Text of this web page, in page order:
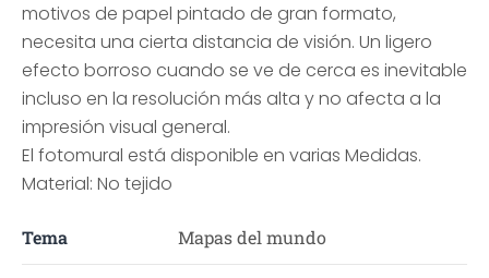
motivos de papel pintado de gran formato,
necesita una cierta distancia de visión. Un ligero
efecto borroso cuando se ve de cerca es inevitable
incluso en la resolución más alta y no afecta a la
impresión visual general.
El fotomural está disponible en varias Medidas.
Material: No tejido
Tema Mapas del mundo